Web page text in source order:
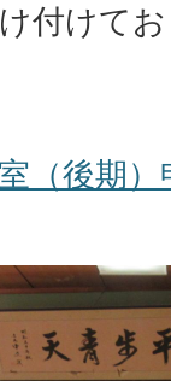
付けて
（後期